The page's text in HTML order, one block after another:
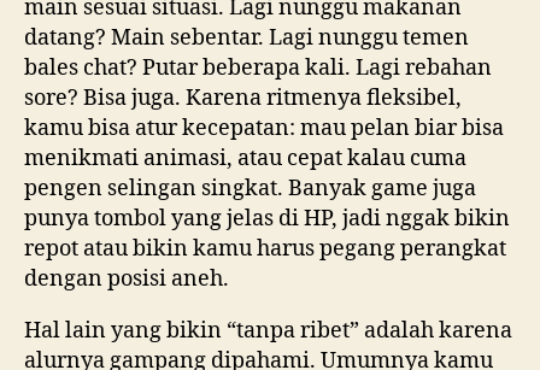
main sesuai situasi. Lagi nunggu makanan
datang? Main sebentar. Lagi nunggu temen
bales chat? Putar beberapa kali. Lagi rebahan
sore? Bisa juga. Karena ritmenya fleksibel,
kamu bisa atur kecepatan: mau pelan biar bisa
menikmati animasi, atau cepat kalau cuma
pengen selingan singkat. Banyak game juga
punya tombol yang jelas di HP, jadi nggak bikin
repot atau bikin kamu harus pegang perangkat
dengan posisi aneh.
Hal lain yang bikin “tanpa ribet” adalah karena
alurnya gampang dipahami. Umumnya kamu